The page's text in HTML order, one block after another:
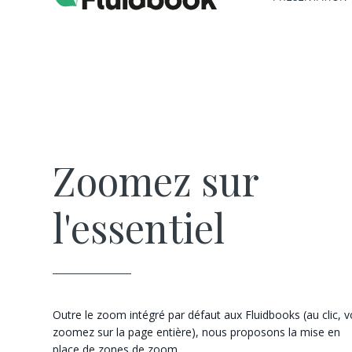
Zoomez sur
l'essentiel
Outre le zoom intégré par défaut aux Fluidbooks (au clic,
zoomez sur la page entière), nous proposons la mise en